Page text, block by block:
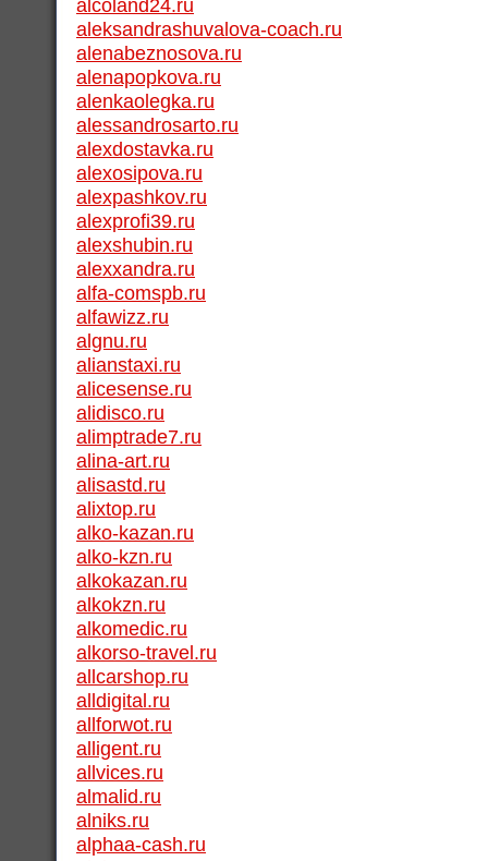
alcoland24.ru
aleksandrashuvalova-coach.ru
alenabeznosova.ru
alenapopkova.ru
alenkaolegka.ru
alessandrosarto.ru
alexdostavka.ru
alexosipova.ru
alexpashkov.ru
alexprofi39.ru
alexshubin.ru
alexxandra.ru
alfa-comspb.ru
alfawizz.ru
algnu.ru
alianstaxi.ru
alicesense.ru
alidisco.ru
alimptrade7.ru
alina-art.ru
alisastd.ru
alixtop.ru
alko-kazan.ru
alko-kzn.ru
alkokazan.ru
alkokzn.ru
alkomedic.ru
alkorso-travel.ru
allcarshop.ru
alldigital.ru
allforwot.ru
alligent.ru
allvices.ru
almalid.ru
alniks.ru
alphaa-cash.ru